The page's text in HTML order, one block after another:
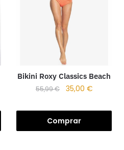
Bikini Roxy Classics Beach
55,99€ 35,00 €
Comprar